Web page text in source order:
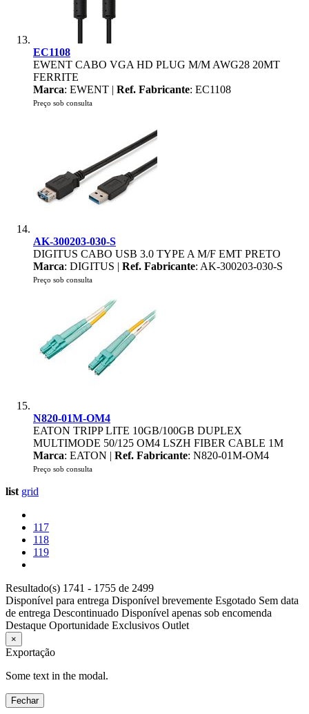
EC1108
EWENT CABO VGA HD PLUG M/M AWG28 20MT
FERRITE
Marca: EWENT | Ref. Fabricante: EC1108
Preço sob consulta
AK-300203-030-S
DIGITUS CABO USB 3.0 TYPE A M/F EMT PRETO
Marca: DIGITUS | Ref. Fabricante: AK-300203-030-S
Preço sob consulta
N820-01M-OM4
EATON TRIPP LITE 10GB/100GB DUPLEX
MULTIMODE 50/125 OM4 LSZH FIBER CABLE 1M
Marca: EATON | Ref. Fabricante: N820-01M-OM4
Preço sob consulta
list grid
117
118
119
Resultado(s) 1741 - 1755 de 2499
Disponível para entrega Disponível brevemente Esgotado Sem data
de entrega Descontinuado Disponível apenas sob encomenda
Destaque Oportunidade Exclusivos Outlet
×
Exportação
Some text in the modal.
Fechar